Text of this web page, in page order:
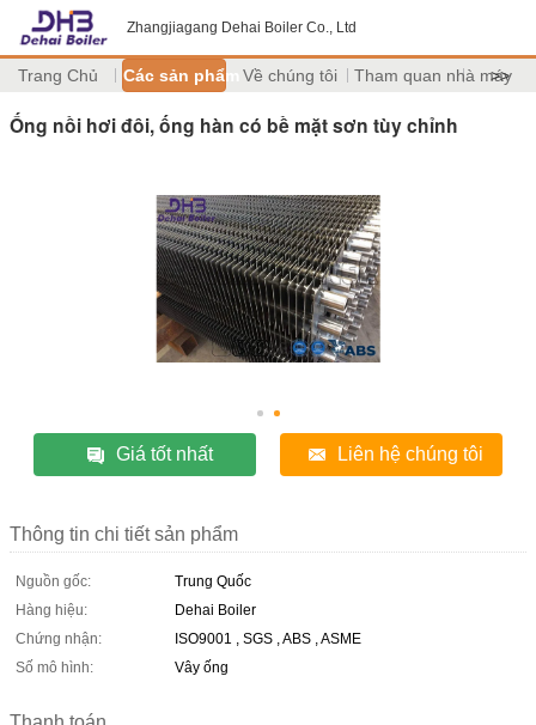
Zhangjiagang Dehai Boiler Co., Ltd
Trang Chủ Các sản phẩm Về chúng tôi Tham quan nhà máy
>>
Ống nồi hơi đôi, ống hàn có bề mặt sơn tùy chỉnh
Giá tốt nhất Liên hệ chúng tôi
Thông tin chi tiết sản phẩm
Nguồn gốc:
Trung Quốc
Hàng hiệu:
Dehai Boiler
Chứng nhận:
ISO9001 , SGS , ABS , ASME
Số mô hình:
Vây ống